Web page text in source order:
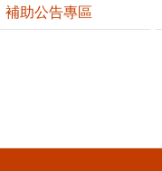
補助公告專區